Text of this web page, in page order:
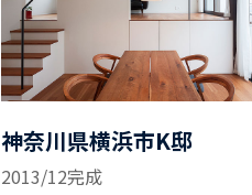
神奈川県横浜市K邸
2013/12完成